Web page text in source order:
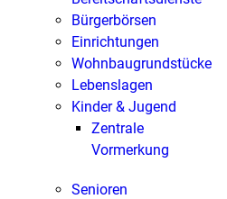
Bürgerbörsen
Einrichtungen
Wohnbaugrundstücke
Lebenslagen
Kinder & Jugend
Zentrale
Vormerkung
Senioren